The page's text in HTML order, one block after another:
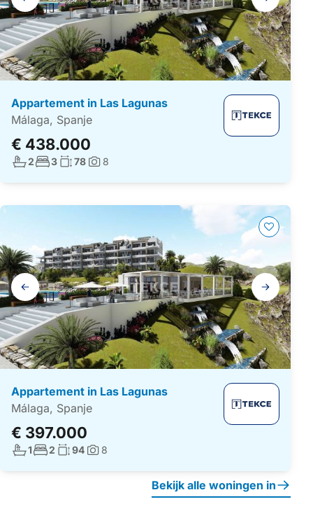
navigatie
Appartement in Las Lagunas
Málaga, Spanje
€ 438.000
Aantal badkamers:
2Aantal slaapkamers:
3Woonoppervlakte:
78Foto's:
8
Galerij
navigatie
Appartement in Las Lagunas
Málaga, Spanje
€ 397.000
Aantal badkamers:
1Aantal slaapkamers:
2 Woonoppervlakte:
94Foto's:
8
Bekijk alle woningen in